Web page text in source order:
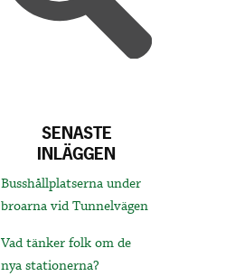
SENASTE
INLÄGGEN
Busshållplatserna under
broarna vid Tunnelvägen
Vad tänker folk om de
nya stationerna?